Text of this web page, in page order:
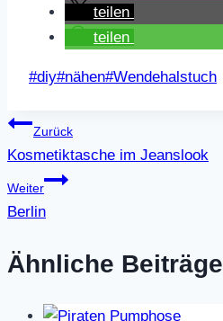
teilen
teilen
Schlagworte:
#diy#nähen#Wendehalstuch
Beitragsnavigation
Zurück
Kosmetiktasche im Jeanslook
Weiter
Berlin
Ähnliche Beiträge